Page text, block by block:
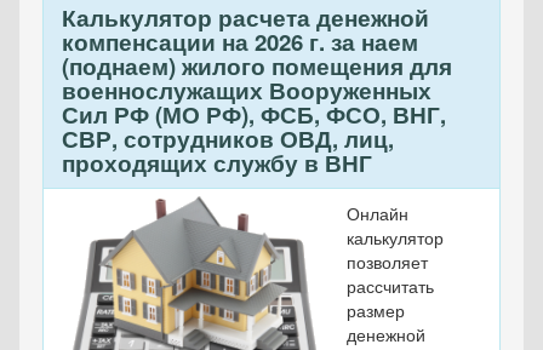
Калькулятор расчета денежной
компенсации на 2026 г. за наем
(поднаем) жилого помещения для
военнослужащих Вооруженных
Сил РФ (МО РФ), ФСБ, ФСО, ВНГ,
СВР, сотрудников ОВД, лиц,
проходящих службу в ВНГ
Онлайн
калькулятор
позволяет
рассчитать
размер
денежной